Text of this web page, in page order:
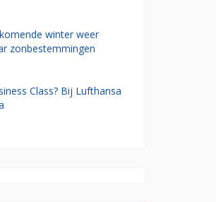
winter weer
zonbestemmingen
Class? Bij Lufthansa